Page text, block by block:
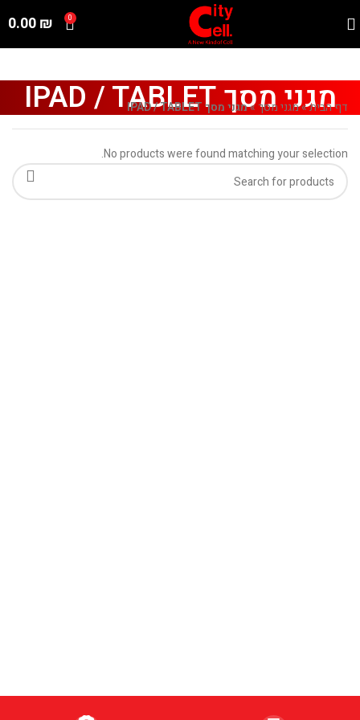
0
0.00₪
מגני מסך IPAD / TABLET
דף הבית»מגני מסך»מגני מסך IPAD / TABLET
No products were found matching your selection.